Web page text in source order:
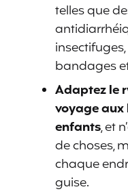
telles que
bandages
Adaptez le
voyage aux
enfants, et
de choses,
chaque
guise.